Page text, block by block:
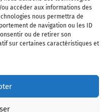
accéder aux informations des
nous permettra de
de navigation ou les ID
ou de retirer son
sur certaines caractéristiques et
Publiez votre annonce
Nous contacter
(UE)